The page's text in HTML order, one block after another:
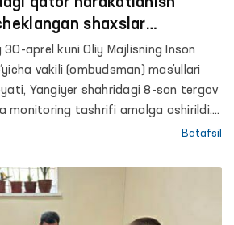
qator harakatlanish
shaxslar
yopiq muassasalardagi
aprel kuni Oliy Majlisning Inson
vakili (ombudsman) mas’ullari
Yangiyer shahridagi 8-son tergov
monitoring tashrifi amalga oshirildi.
mahkum va mahbuslarga
saqlash va tibbiy xizmatdan
hamda xo‘jalik ishlariga jalb
mehnat sharoitlari
Batafsil